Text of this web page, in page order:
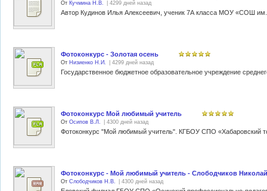
От Кучмина Н.В. | 4299 дней назад
Фотоконкурс - Золотая осень
От Низиенко Н.И. | 4299 дней назад
Фотоконкурс Мой любимый учитель
От Осипов В.Л. | 4300 дней назад
Фотоконкурс - Мой любимый учитель - Слободчиков
От Слободчиков Н.В. | 4300 дней назад